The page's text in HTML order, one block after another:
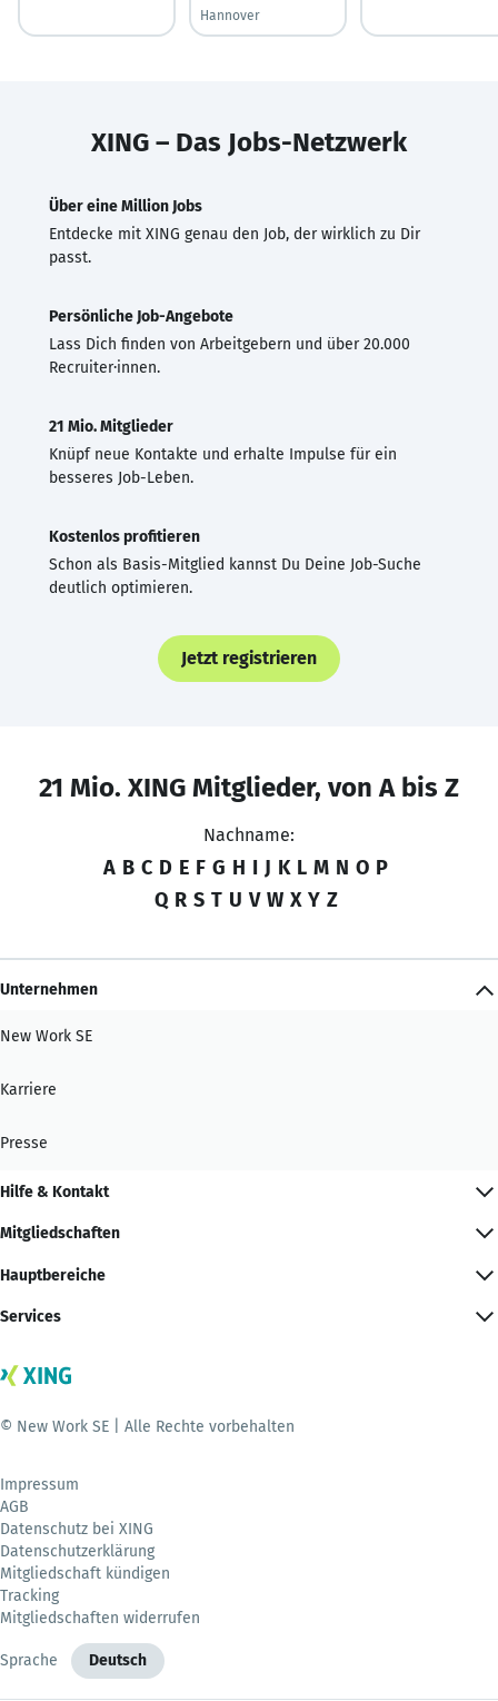
Hannover
XING – Das Jobs-Netzwerk
Über eine Million Jobs
Entdecke mit XING genau den Job, der wirklich zu Dir
passt.
Persönliche Job-Angebote
Lass Dich finden von Arbeitgebern und über 20.000
Recruiter·innen.
21 Mio. Mitglieder
Knüpf neue Kontakte und erhalte Impulse für ein
besseres Job-Leben.
Kostenlos profitieren
Schon als Basis-Mitglied kannst Du Deine Job-Suche
deutlich optimieren.
Jetzt registrieren
21 Mio. XING Mitglieder, von A bis Z
Nachname:
A B C D E F G H I J K L M N O P
Q R S T U V W X Y Z
Unternehmen
New Work SE
Karriere
Presse
Hilfe & Kontakt
Mitgliedschaften
Hauptbereiche
Services
© New Work SE | Alle Rechte vorbehalten
Impressum
AGB
Datenschutz bei XING
Datenschutzerklärung
Mitgliedschaft kündigen
Tracking
Mitgliedschaften widerrufen
Sprache Deutsch